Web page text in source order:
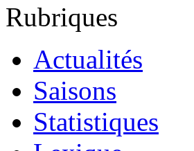
Rubriques
Actualités
Saisons
Statistiques